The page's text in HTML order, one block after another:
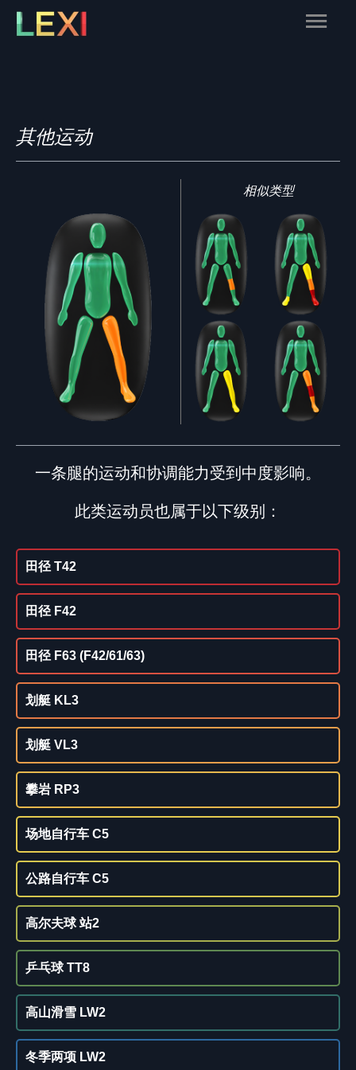
Skip
Main
其他运动
相似类型
一条腿的运动和协调能力受到中度影响。
此类运动员也属于以下级别：
田径 T42
田径 F42
田径 F63 (F42/61/63)
划艇 KL3
划艇 VL3
攀岩 RP3
场地自行车 C5
公路自行车 C5
高尔夫球 站2
乒乓球 TT8
高山滑雪 LW2
冬季两项 LW2